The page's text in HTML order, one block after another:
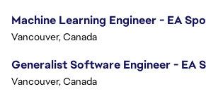
Machine Learning Engineer - EA
Vancouver, Canada
Generalist Software Engineer - EA
Vancouver, Canada